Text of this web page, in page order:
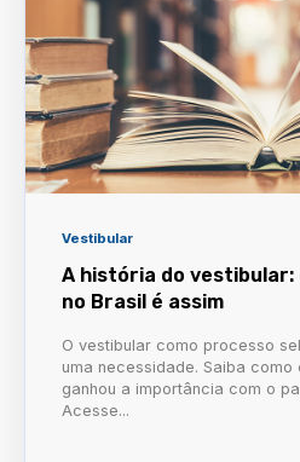
Vestibular
A história do
no Brasil é assim
O vestibular como processo
uma necessidade. Saiba como
ganhou a importância com o
Acesse...